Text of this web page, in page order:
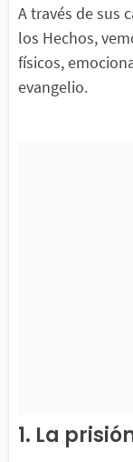
A través de sus
los Hechos,
físicos,
evangelio.
1. La